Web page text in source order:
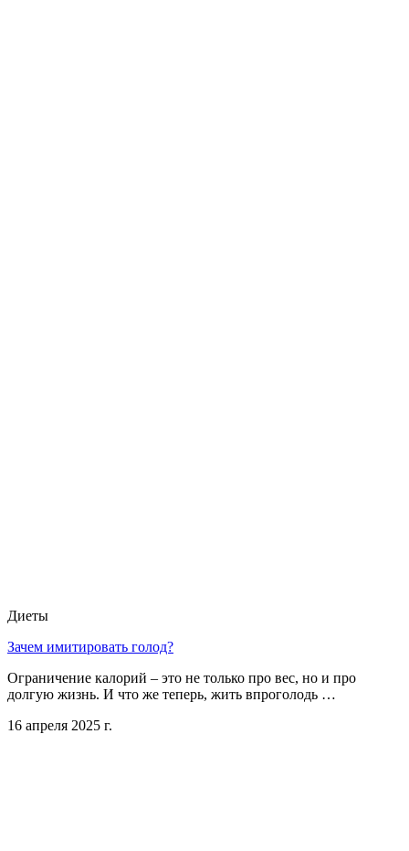
Диеты
Зачем имитировать голод?
Ограничение калорий – это не только про вес, но и про
долгую жизнь. И что же теперь, жить впроголодь …
16 апреля 2025 г.